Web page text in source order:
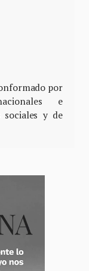
por
e
sociales y de